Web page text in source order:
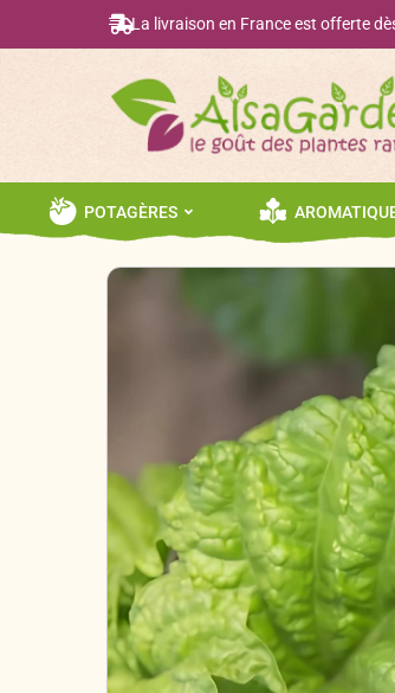
La livraison en France est offerte
POTAGÈRES